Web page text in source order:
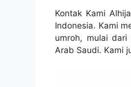
Kontak Kami
Indonesia. Kami
umroh, mulai
Arab Saudi. Kami